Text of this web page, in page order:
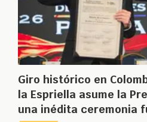
Giro histórico en
la Espriella asume la
una inédita ceremonia